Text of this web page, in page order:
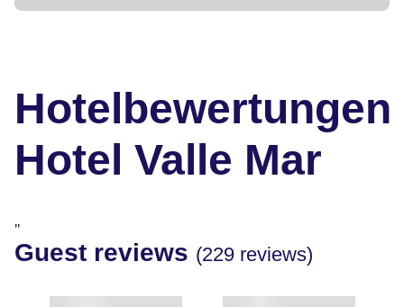
Hotelbewertungen
Hotel Valle Mar
"
Guest reviews (229 reviews)